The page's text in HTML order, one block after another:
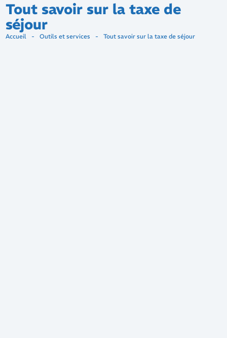
Tout savoir sur la taxe de
séjour
Accueil - Outils et services - Tout savoir sur la taxe de séjour